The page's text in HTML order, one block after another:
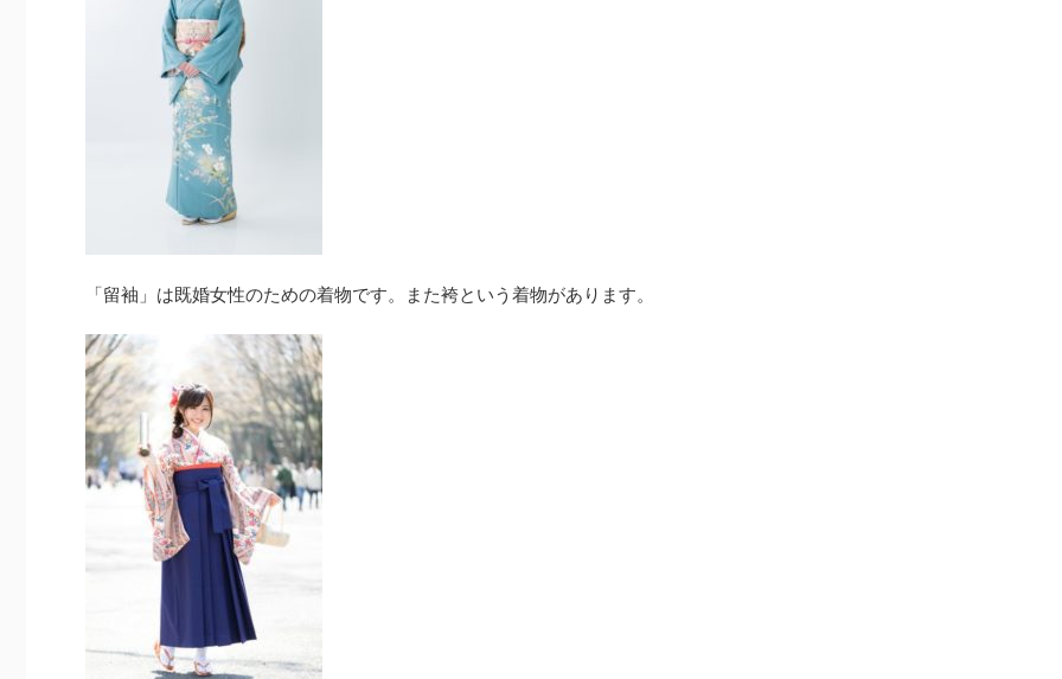
「留袖」は既婚女性のための着物です。また袴という着物があります。